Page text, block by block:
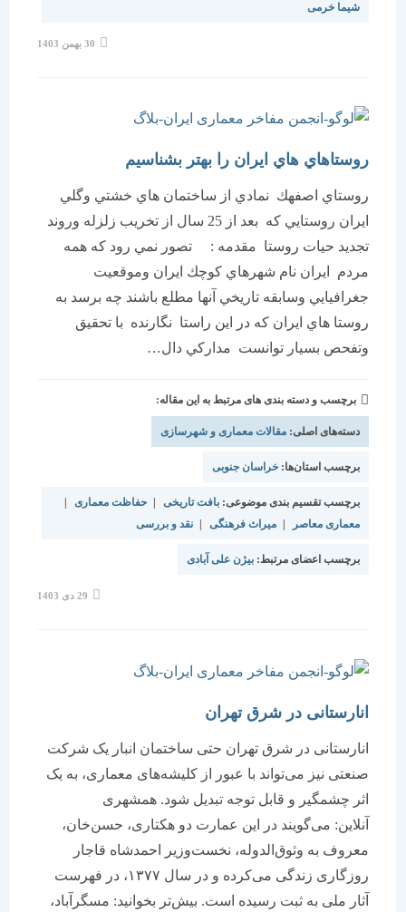
شیما خرمی
روستاهاي هاي ايران را بهتر بشناسيم
روستاي اصفهك نمادي از ساختمان هاي خشتي وگلي
ايران روستايي كه بعد از 25 سال از تخريب زلزله وروند
تجديد حيات روستا مقدمه : تصور نمي رود كه همه
مردم ايران نام شهرهاي كوچك ايران وموقعيت
جغرافيايي وسابقه تاريخي آنها مطلع باشند چه برسد به
روستا هاي ايران كه در اين راستا نگارنده با تحقيق
وتفحص بسيار توانست مداركي دال…
برچسب و دسته بندی های مرتبط به این مقاله:
دسته‌های اصلی:مقالات معماری و شهرسازی
برچسب استان‌ها:خراسان جنوبی
برچسب تقسیم بندی موضوعی:بافت تاریخی | حفاظت معماری
|
معماری معاصر | میراث فرهنگی | نقد و بررسی
برچسب اعضای مرتبط: بیژن علی آبادی
انارستانی در شرق تهران
انارستانی در شرق تهران حتی ساختمان انبار یک شرکت
صنعتی نیز می‌تواند با عبور از کلیشه‌های معماری، به یک
اثر چشمگیر و قابل توجه تبدیل شود. همشهری
آنلاین: می‌گویند در این عمارت دو هکتاری، حسن‌خان،
معروف به وثوق‌الدوله، نخست‌وزیر احمدشاه قاجار
روزگاری زندگی می‌کرده و در سال ۱۳۷۷، در فهرست
آثار ملی به ثبت رسیده است. بیش‌تر بخوانید: مسگرآباد،